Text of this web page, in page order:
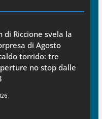
di Riccione svela la
di Agosto
torrido: tre
no stop dalle